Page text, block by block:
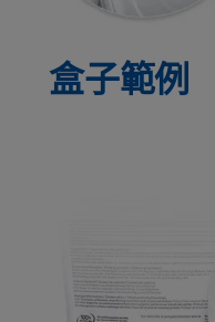
盒子範例